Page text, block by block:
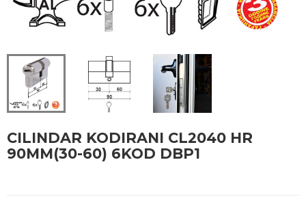
CILINDAR KODIRANI CL2040 HR
90MM(30-60) 6KOD DBP1